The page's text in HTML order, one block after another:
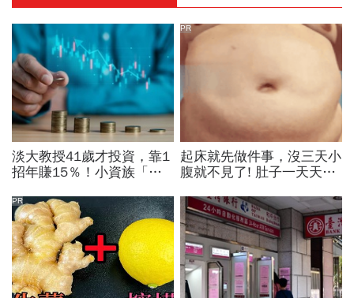
淡大教授41歲才投資，靠1
招年賺15％！小資族「勝
0050搭配這1種「越簡單越
好賺」
起床就先做件事，沒三天小
腹就不見了! 肚子一天天變
PR
PR